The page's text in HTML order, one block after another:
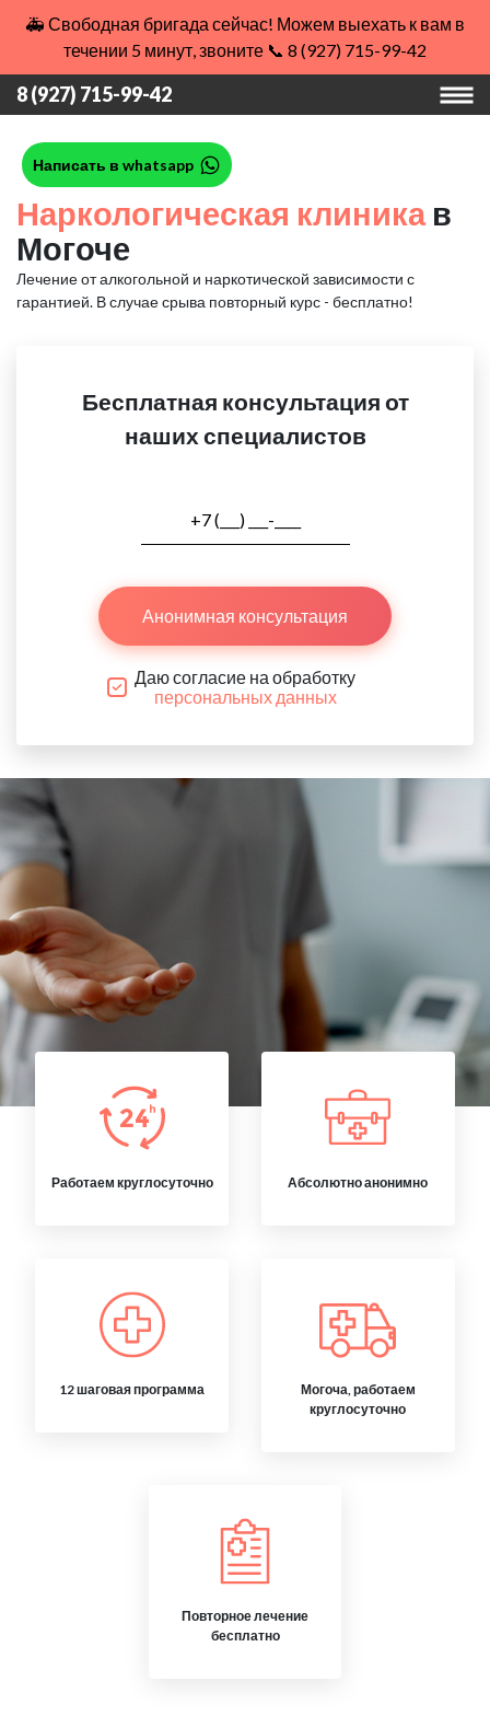
🚑 Свободная бригада сейчас! Можем выехать к вам в
течении 5 минут, звоните 📞 8 (927) 715-99-42
8 (927) 715-99-42
Написать в whatsapp
Наркологическая клиникав
Могоче
Лечение от алкогольной и наркотической зависимости с
гарантией. В случае срыва повторный курс - бесплатно!
Бесплатная консультация от
наших специалистов
Анонимная консультация
Даю согласие на обработку
персональных данных
Работаем круглосуточно Абсолютно анонимно
12 шаговая программа
Могоча, работаем
круглосуточно
Повторное лечение
бесплатно